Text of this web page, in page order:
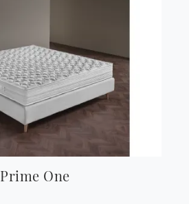
Prime One